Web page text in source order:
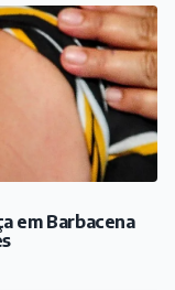
em Barbacena